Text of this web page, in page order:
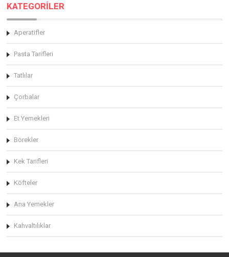
KATEGORİLER
Aperatifler
Pasta Tarifleri
Tatlılar
Çorbalar
Et Yemekleri
Börekler
Kek Tarifleri
Köfteler
Ana Yemekler
Kahvaltılıklar